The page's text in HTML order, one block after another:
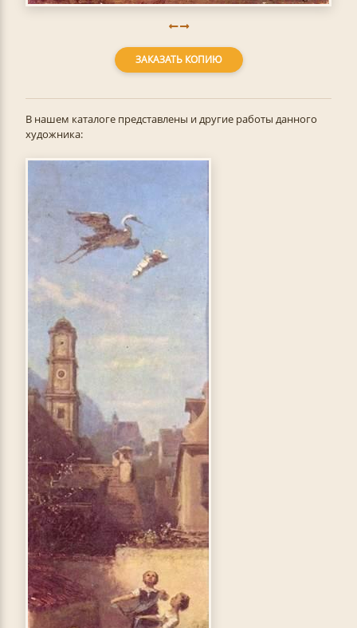
ЗАКАЗАТЬ КОПИЮ
В нашем каталоге представлены и другие работы данного
художника: